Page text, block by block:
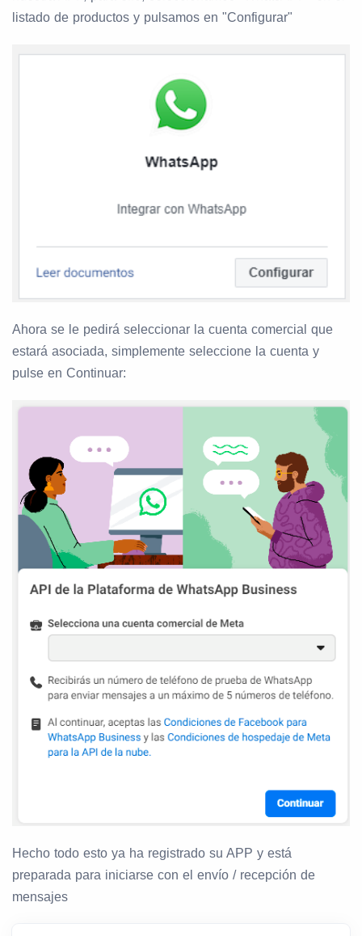
listado de productos y pulsamos en "Configurar"
Ahora se le pedirá seleccionar la cuenta comercial que
estará asociada, simplemente seleccione la cuenta y
pulse en Continuar:
Hecho todo esto ya ha registrado su APP y está
preparada para iniciarse con el envío / recepción de
mensajes